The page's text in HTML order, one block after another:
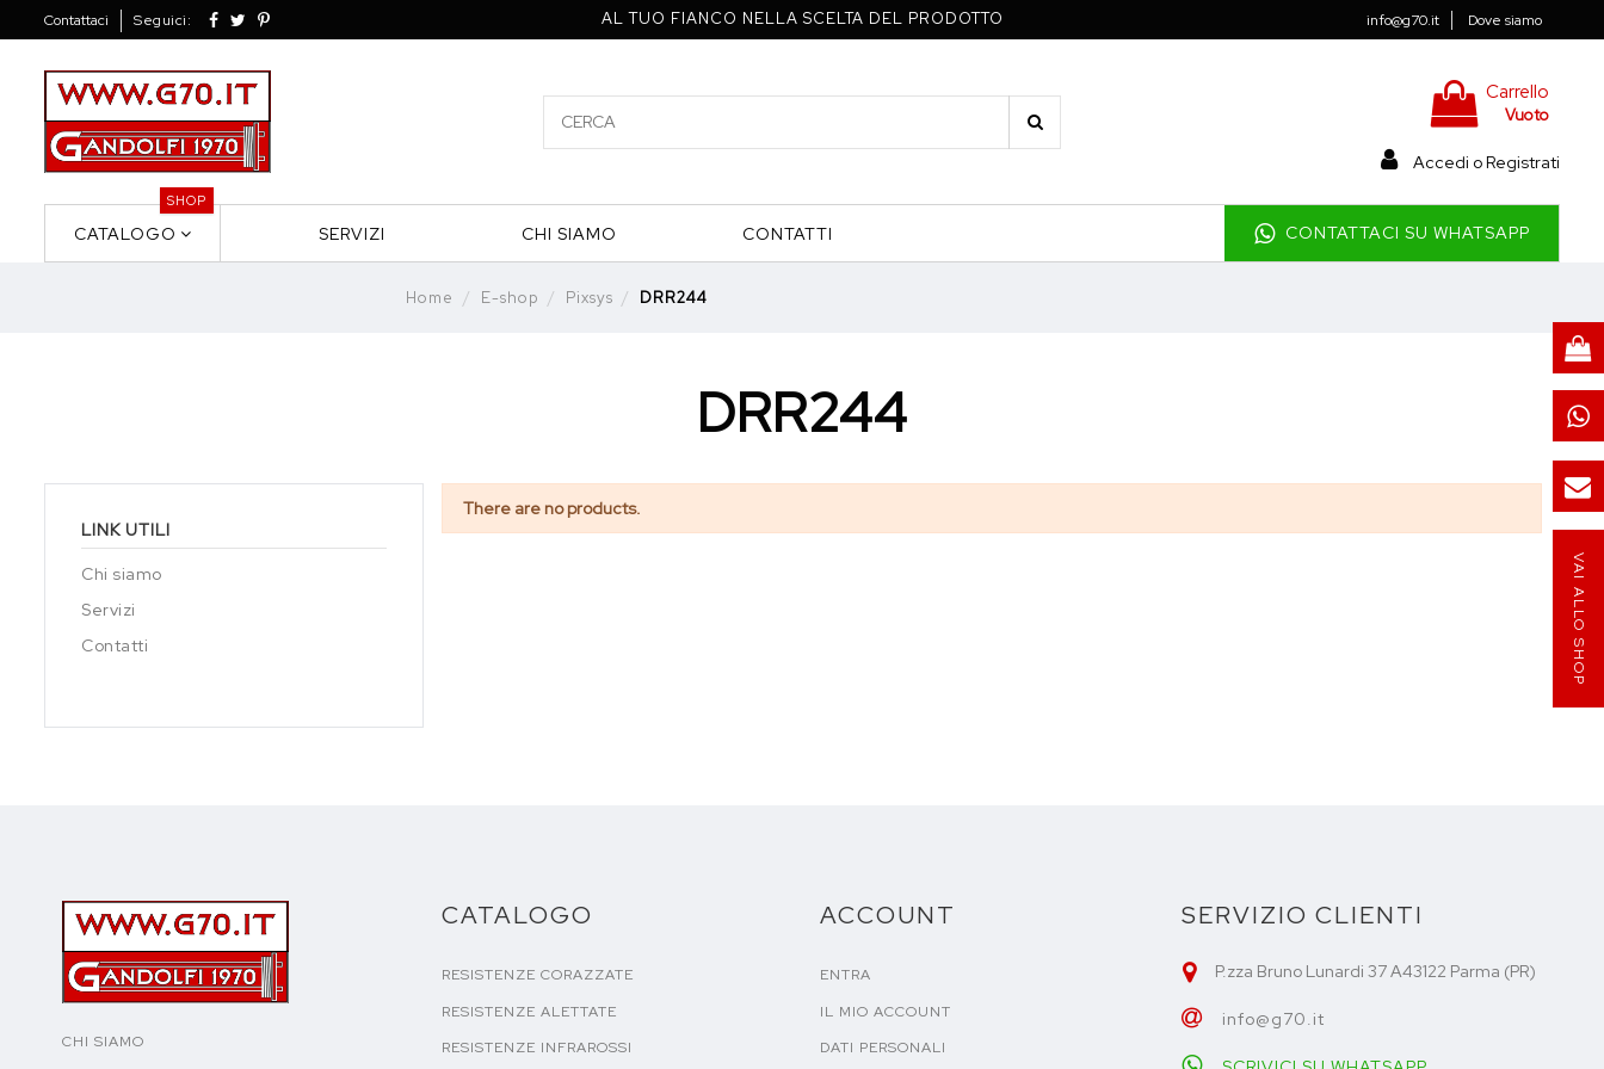
Contattaci Seguici: AL TUO FIANCO NELLA SCELTA DEL PRODOTTO info@g70.it Dove siamo
Carrello
Vuoto
Accedi o Registrati
CATALOGO
SHOP
SERVIZI CHI SIAMO CONTATTI CONTATTACI SU WHATSAPP
Home E-shop Pixsys DRR244
DRR244
There are no products.
LINK UTILI
Chi siamo
Servizi
Contatti
CHI SIAMO
CATALOGO
RESISTENZE CORAZZATE
RESISTENZE ALETTATE
RESISTENZE INFRAROSSI
ACCOUNT
ENTRA
IL MIO ACCOUNT
DATI PERSONALI
SERVIZIO CLIENTI
P.zza Bruno Lunardi 37 A43122 Parma (PR)
info@g70.it
VAI ALLO SHOP